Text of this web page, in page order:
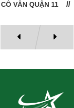
VÂN QUẬN 11